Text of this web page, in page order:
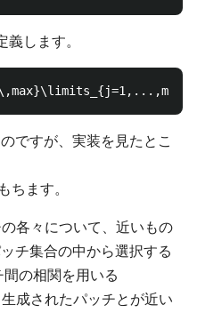
します。
ですが、実装を見たとこ
ちます。
各々について、近いもの
チ集合の中から選択する
の相関を用いる
成されたパッチとが近い